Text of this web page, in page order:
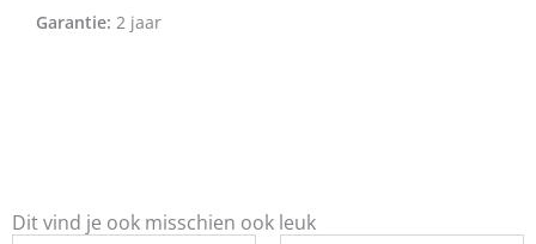
Garantie: 2 jaar
Dit vind je ook misschien ook leuk